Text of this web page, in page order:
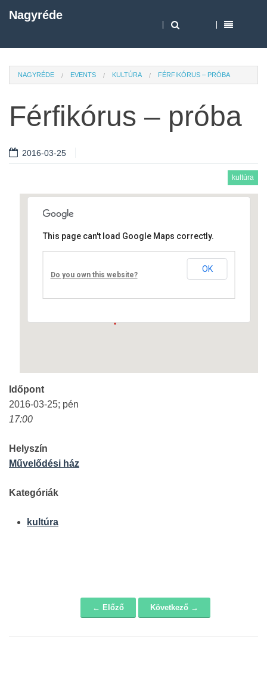
Nagyréde
NAGYRÉDE EVENTS KULTÚRA FÉRFIKÓRUS – PRÓBA
Férfikórus – próba
2016-03-25
kultúra
Művelődési ház
Fő út 8 - Nagyréde
This page can't load Google Maps correctly.
Do you own this website?
OK
Időpont
2016-03-25; pén
17:00
Helyszín
Művelődési ház
Kategóriák
kultúra
← Előző Következő →